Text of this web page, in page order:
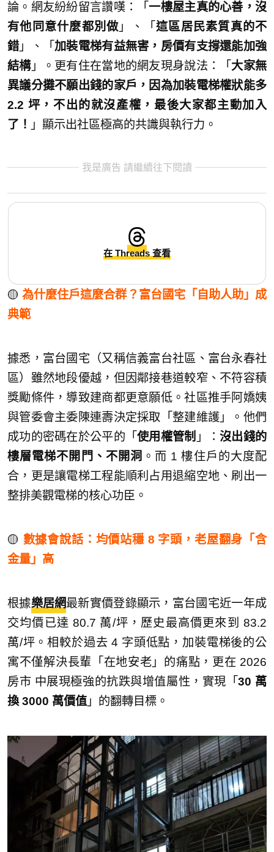
論。網友紛紛留言讚嘆：「一樓屋主真的心善，沒
有他同意什麼都別做 」、「 這區居民素質真的不
錯」、「 加裝電梯有益無害，房價有支撐還能加強
結構」。更有住在當地的網友現身說法：「 大家無
異議分攤不願出錢的家戶，因為加裝電梯權狀能多
2.2 坪，不出的就沒產權，最後大家都主動加入
了！ 」顯示出社區極高的共識與執行力。
我是廣告 請繼續往下閱讀
在 Threads 查看
🟡 為什麼住戶這麼合群？富台國宅「自助人助」成
典範
據悉，富台國宅（又稱信義富台社區、富台永春社
區）雖然地段優越，但因鄰接巷道較窄、不符容積
獎勵條件，導致建商都更意願低。社區推手阿嬌姨
與管委會主委陳連壽決定採取「整建維護」。他們
成功的密碼在於公平的「使用權管制 」：沒出錢的
樓層電梯不開門、不開洞 。而 1 樓住戶的大度配
合，更是讓電梯工程能順利占用退縮空地、刷出一
整排美觀電梯的核心功臣。
🟡 數據會說話：均價站穩 8 字頭，老屋翻身「含
金量」高
根據樂居網最新實價登錄顯示，富台國宅近一年成
交均價已達 80.7 萬/坪，歷史最高價更來到 83.2
萬/坪。相較於過去 4 字頭低點，加裝電梯後的公
寓不僅解決長輩「在地安老」的痛點，更在 2026
房市 中展現極強的抗跌與增值屬性，實現「30 萬
換 3000 萬價值」的翻轉目標。